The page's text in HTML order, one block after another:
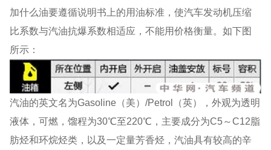
加什么油要遵循说明书上的用油标准，使汽车发动机压缩
比系数与汽油抗爆系数相适应，不能用价格衡量。如下图
所示：
汽油的英文名为Gasoline（美）/Petrol（英），外观为透明
液体，可燃，馏程为30℃至220℃，主要成分为C5～C12脂
肪烃和环烷烃类，以及一定量芳香烃，汽油具有较高的辛